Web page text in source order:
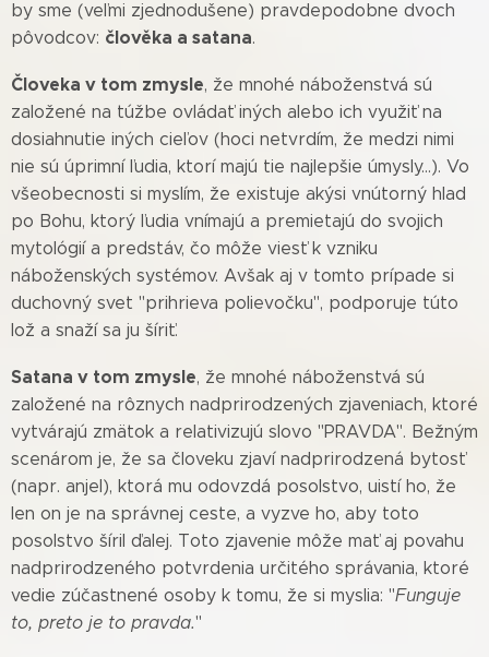
by sme (veľmi zjednodušene) pravdepodobne dvoch
pôvodcov: člověka a satana.
Človeka v tom zmysle, že mnohé náboženstvá sú
založené na túžbe ovládať iných alebo ich využiť na
dosiahnutie iných cieľov (hoci netvrdím, že medzi nimi
nie sú úprimní ľudia, ktorí majú tie najlepšie úmysly...). Vo
všeobecnosti si myslím, že existuje akýsi vnútorný hlad
po Bohu, ktorý ľudia vnímajú a premietajú do svojich
mytológií a predstáv, čo môže viesť k vzniku
náboženských systémov. Avšak aj v tomto prípade si
duchovný svet "prihrieva polievočku", podporuje túto
lož a snaží sa ju šíriť.
Satana v tom zmysle, že mnohé náboženstvá sú
založené na rôznych nadprirodzených zjaveniach, ktoré
vytvárajú zmätok a relativizujú slovo "PRAVDA". Bežným
scenárom je, že sa človeku zjaví nadprirodzená bytosť
(napr. anjel), ktorá mu odovzdá posolstvo, uistí ho, že
len on je na správnej ceste, a vyzve ho, aby toto
posolstvo šíril ďalej. Toto zjavenie môže mať aj povahu
nadprirodzeného potvrdenia určitého správania, ktoré
vedie zúčastnené osoby k tomu, že si myslia: "Funguje
to, preto je to pravda."